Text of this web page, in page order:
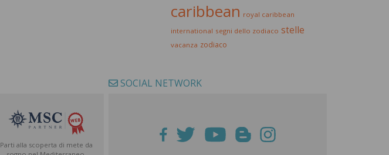
caribbean royal caribbean
international segni dello zodiaco stelle
vacanza zodiaco
Parti alla scoperta di mete da
SOCIAL NETWORK